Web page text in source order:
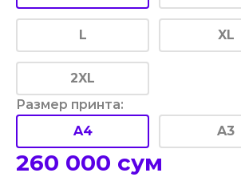
L XL
2XL
Размер принта:
A4
A3
260 000 сум